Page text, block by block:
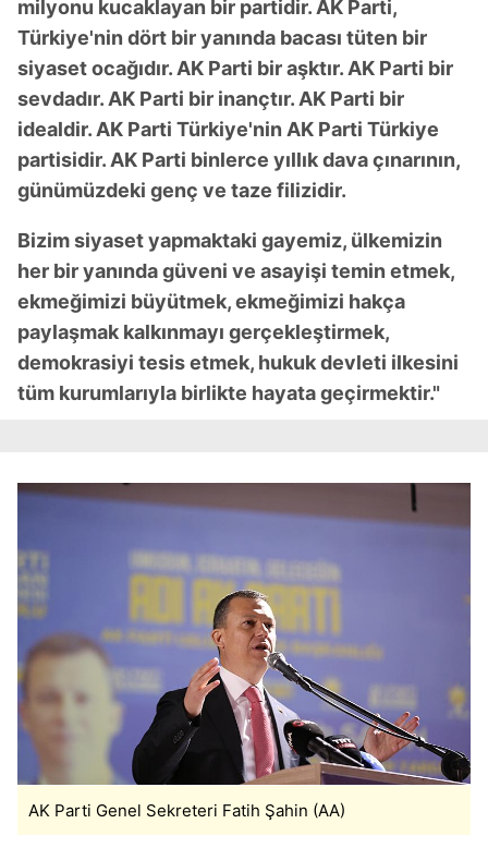
milyonu kucaklayan bir partidir. AK Parti,
Türkiye'nin dört bir yanında bacası tüten bir
siyaset ocağıdır. AK Parti bir aşktır. AK Parti bir
sevdadır. AK Parti bir inançtır. AK Parti bir
idealdir. AK Parti Türkiye'nin AK Parti Türkiye
partisidir. AK Parti binlerce yıllık dava çınarının,
günümüzdeki genç ve taze filizidir.
Bizim siyaset yapmaktaki gayemiz, ülkemizin
her bir yanında güveni ve asayişi temin etmek,
ekmeğimizi büyütmek, ekmeğimizi hakça
paylaşmak kalkınmayı gerçekleştirmek,
demokrasiyi tesis etmek, hukuk devleti ilkesini
tüm kurumlarıyla birlikte hayata geçirmektir."
AK Parti Genel Sekreteri Fatih Şahin (AA)